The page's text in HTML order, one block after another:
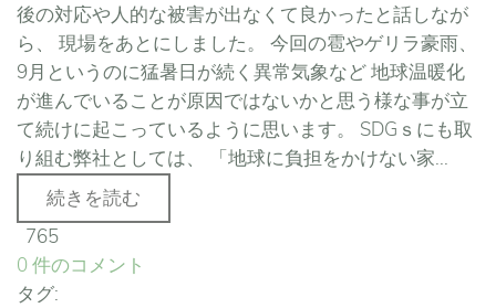
後の対応や人的な被害が出なくて良かったと話しなが
ら、 現場をあとにしました。 今回の雹やゲリラ豪雨、
9月というのに猛暑日が続く異常気象など 地球温暖化
が進んでいることが原因ではないかと思う様な事が立
て続けに起こっているように思います。 SDGｓにも取
り組む弊社としては、 「地球に負担をかけない家...
続きを読む
765
0 件のコメント
タグ: